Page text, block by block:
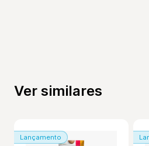
Ver similares
Lançamento